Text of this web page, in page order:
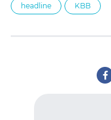
headline KBB